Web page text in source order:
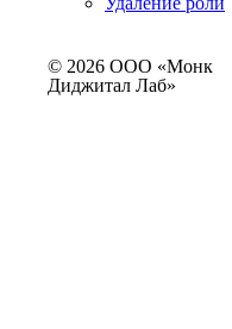
© 2026 ООО «Монк
Диджитал Лаб»